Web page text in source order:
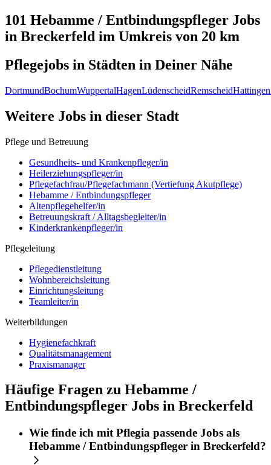
101 Hebamme / Entbindungspfleger Jobs
in Breckerfeld im Umkreis von 20 km
Pflegejobs in Städten in Deiner Nähe
DortmundBochumWuppertalHagenLüdenscheidRemscheidHattingen
Weitere Jobs in dieser Stadt
Pflege und Betreuung
Gesundheits- und Krankenpfleger/in
Heilerziehungspfleger/in
Pflegefachfrau/Pflegefachmann (Vertiefung Akutpflege)
Hebamme / Entbindungspfleger
Altenpflegehelfer/in
Betreuungskraft / Alltagsbegleiter/in
Kinderkrankenpfleger/in
Pflegeleitung
Pflegedienstleitung
Wohnbereichsleitung
Einrichtungsleitung
Teamleiter/in
Weiterbildungen
Hygienefachkraft
Qualitätsmanagement
Praxismanager
Häufige Fragen zu Hebamme /
Entbindungspfleger Jobs in Breckerfeld
Wie finde ich mitPflegia passende Jobs als
Hebamme / Entbindungspfleger in Breckerfeld?